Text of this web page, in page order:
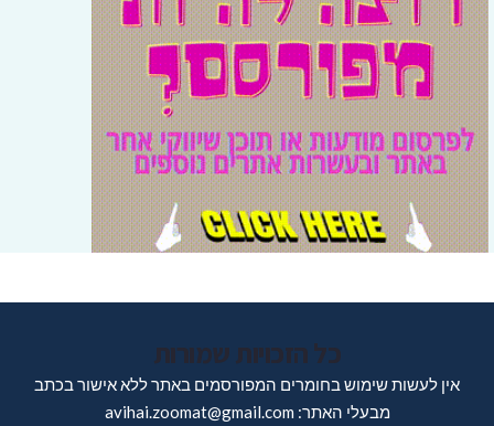
כל הזכויות שמורות
אין לעשות שימוש בחומרים המפורסמים באתר ללא אישור בכתב
מבעלי האתר: avihai.zoomat@gmail.com